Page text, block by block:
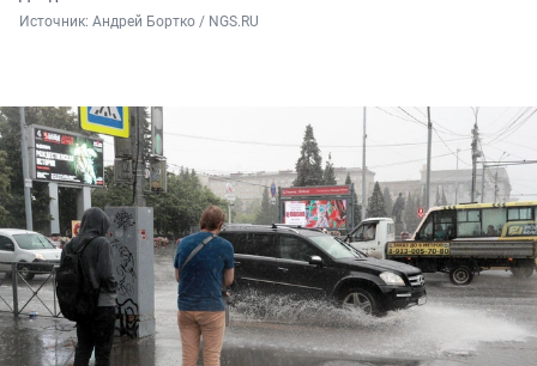
Источник: Андрей Бортко / NGS.RU